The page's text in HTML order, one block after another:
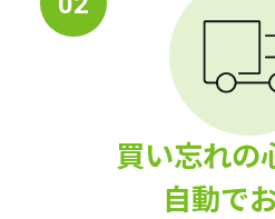
買い忘れの
自動で